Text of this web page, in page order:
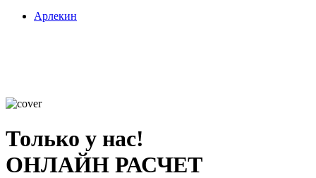
Арлекин
Только у нас!
ОНЛАЙН РАСЧЕТ